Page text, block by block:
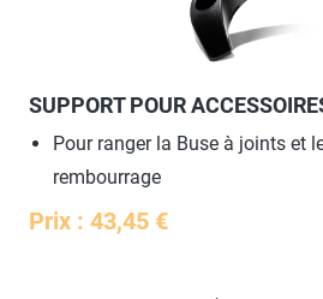
SUPPORT POUR
Pour ranger la Buse à joints et
rembourrage
Prix : 43,45 €